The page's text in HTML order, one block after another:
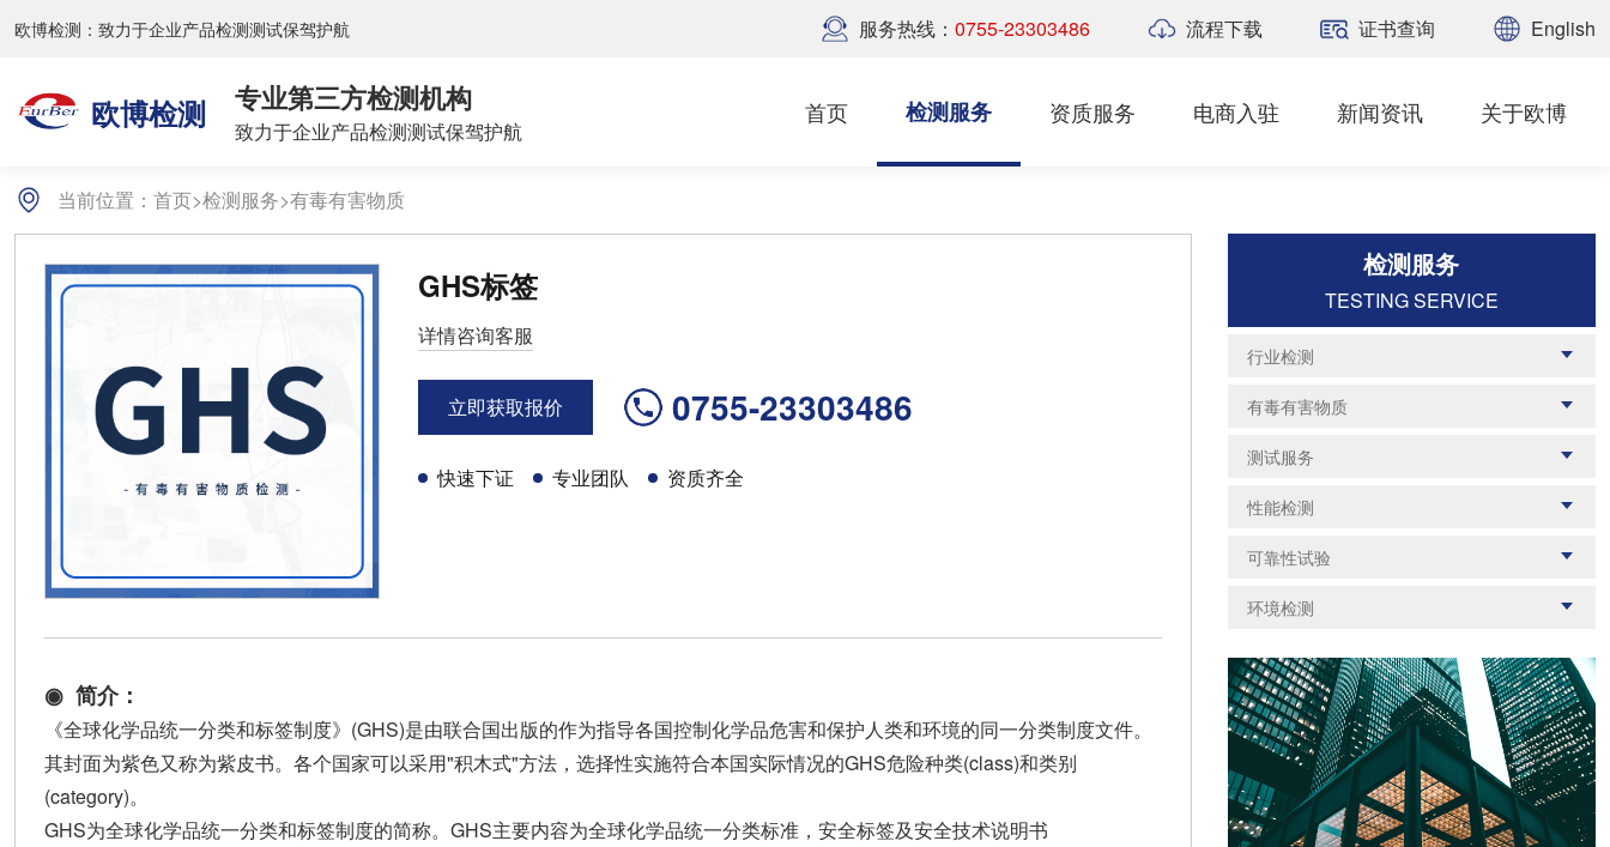
欧博检测：致力于企业产品检测测试保驾护航 服务热线： 0755-23303486 流程下载 证书查询 English
欧博检测 专业第三方检测机构
致力于企业产品检测测试保驾护航
首页 检测服务 资质服务 电商入驻 新闻资讯 关于欧博
当前位置： 首页>检测服务>有毒有害物质
GHS标签
详情咨询客服
立即获取报价 0755-23303486
快速下证 专业团队 资质齐全
◉ 简介：
《全球化学品统一分类和标签制度》(GHS)是由联合国出版的作为指导各国控制化学品危害和保护人类和环境的同一分类制度文件。
其封面为紫色又称为紫皮书。各个国家可以采用"积木式"方法，选择性实施符合本国实际情况的GHS危险种类(class)和类别
(category)。
GHS为全球化学品统一分类和标签制度的简称。GHS主要内容为全球化学品统一分类标准，安全标签及安全技术说明书
检测服务
TESTING SERVICE
行业检测
纺织品检测
日化用品
化工产品
家装建材
消防产品
有毒有害物质
UN38.3
ROHS检测
REACH/SVHC
重金属检测
MSDS报告
COA分析报告
毒理学检测
VOCS检测
PAHS多环芳氢
偶氮检测
测试服务
质检报告
无线射频检测
机械测试
性能检测
密封性
化学性
磁学性质
光学性质
可靠性性能
电学性能
热性能
燃烧性能
力学性能
物理性能
可靠性试验
IP防护等级
耐候性检测
疲劳试验
UV测试
产品寿命评估
腐蚀试验
环境检测
水质检测
放射性物质
噪声监测
VOC检测
土壤和沉积物
空气和废气
固体废物
辐射检测